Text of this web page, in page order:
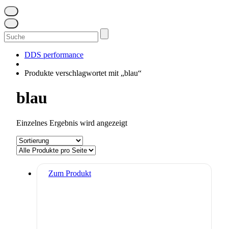
Suchen
nach:
DDS performance
Produkte verschlagwortet mit „blau“
blau
Einzelnes Ergebnis wird angezeigt
Zum Produkt